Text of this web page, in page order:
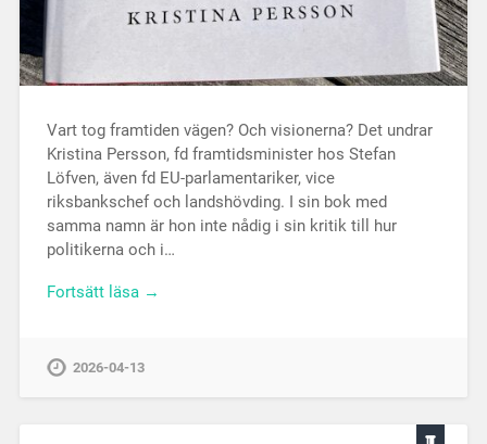
Vart tog framtiden vägen? Och visionerna? Det undrar
Kristina Persson, fd framtidsminister hos Stefan
Löfven, även fd EU-parlamentariker, vice
riksbankschef och landshövding. I sin bok med
samma namn är hon inte nådig i sin kritik till hur
politikerna och i…
Fortsätt läsa →
2026-04-13